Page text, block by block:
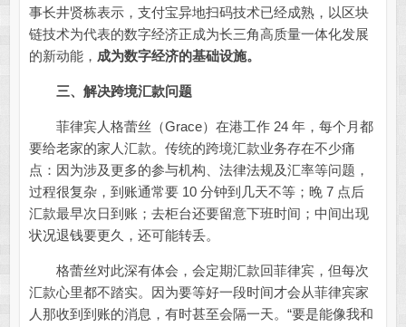
事长井贤栋表示，支付宝异地扫码技术已经成熟，以区块
链技术为代表的数字经济正成为长三角高质量一体化发展
的新动能， 成为数字经济的基础设施。
三、解决跨境汇款问题
菲律宾人格蕾丝（Grace）在港工作 24 年，每个月都
要给老家的家人汇款。传统的跨境汇款业务存在不少痛
点：因为涉及更多的参与机构、法律法规及汇率等问题，
过程很复杂，到账通常要 10 分钟到几天不等；晚 7 点后
汇款最早次日到账；去柜台还要留意下班时间；中间出现
状况退钱要更久，还可能转丢。
格蕾丝对此深有体会，会定期汇款回菲律宾，但每次
汇款心里都不踏实。因为要等好一段时间才会从菲律宾家
人那收到到账的消息，有时甚至会隔一天。“要是能像我和